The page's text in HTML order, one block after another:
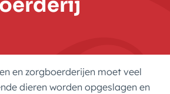
en zorgboerderijen moet veel
dieren worden opgeslagen en